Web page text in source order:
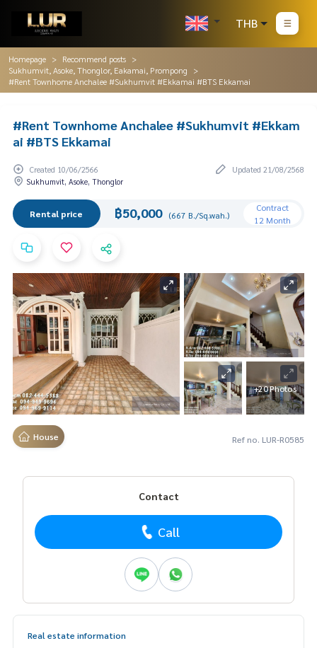
THB
Homepage
Recommend posts
Sukhumvit, Asoke, Thonglor, Eakamai, Prompong
#Rent Townhome Anchalee #Sukhumvit #Ekkamai #BTS Ekkamai
#Rent Townhome Anchalee #Sukhumvit #Ekkam
ai #BTS Ekkamai
Created 10/06/2566
Updated 21/08/2568
Sukhumvit, Asoke, Thonglor
Rental price ฿50,000 (667 B./Sq.wah.)
Contract
12 Month
+20 Photos
House Ref no. LUR-R0585
Contact
Call
Real estate information